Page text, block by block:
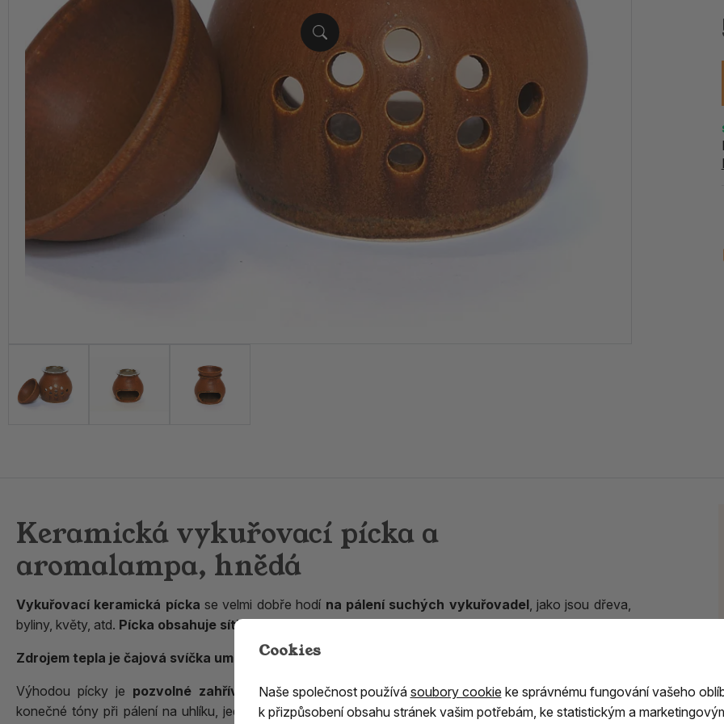
Keramická vykuřovací pícka a
aromalampa, hnědá
Vykuřovací keramická pícka se velmi dobře hodí na pálení suchých vykuřovadel, jako jsou dřeva,
byliny, květy, atd. Pícka obsahuje sítko
Zdrojem tepla je čajová svíčka umístěná pod sítkem
Výhodou pícky je pozvolné zahřívání vykuřovadla, kdy lépe vyniká jeho typická vůně, odpadají
konečné tóny při pálení na uhlíku, jedná se o poněkudsubtilnější alternativu.Materiály jako je např.
Cookies
Naše společnost používá soubory cookie ke správnému fungování vašeho
k přizpůsobení obsahu stránek vašim potřebám, ke statistickým a